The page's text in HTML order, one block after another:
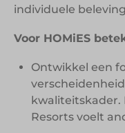
individuele
Voor HOMiES
Ontwikkel een
kwaliteitskader.
Resorts voelt